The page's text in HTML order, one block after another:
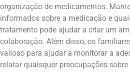
organização de medicamentos.
informados sobre a medicação e
tratamento pode ajudar a criar um
colaboração. Além disso, os
valioso para ajudar a monitorar a
relatar quaisquer preocupações